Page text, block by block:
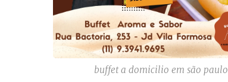
buffet a domicilio em são paulo